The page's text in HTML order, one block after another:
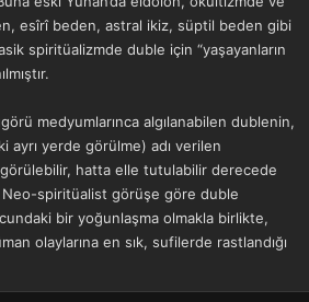
esîrî beden, astral ikiz, süptil beden gibi
spiritüalizmde duble için “yaşayanların
medyumlarınca algılanabilen dublenin,
ayrı yerde görülme) adı verilen
hatta elle tutulabilir derecede
Neo-spiritüalist görüşe göre duble
bir yoğunlaşma olmakla birlikte,
olaylarına en sık, sufilerde rastlandığı